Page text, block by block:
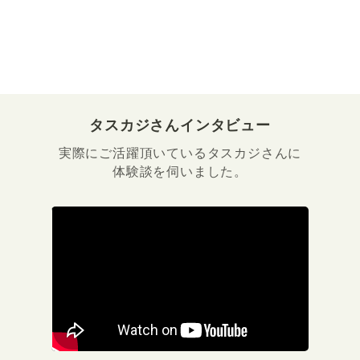
タスカジさんインタビュー
実際にご活躍頂いているタスカジさんに
体験談を伺いました。